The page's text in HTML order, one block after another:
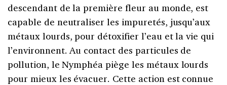
descendant de la première fleur au monde, est
capable de neutraliser les impuretés, jusqu’aux
métaux lourds, pour détoxifier l’eau et la vie qui
l’environnent. Au contact des particules de
pollution, le Nymphéa piège les métaux lourds
pour mieux les évacuer. Cette action est connue